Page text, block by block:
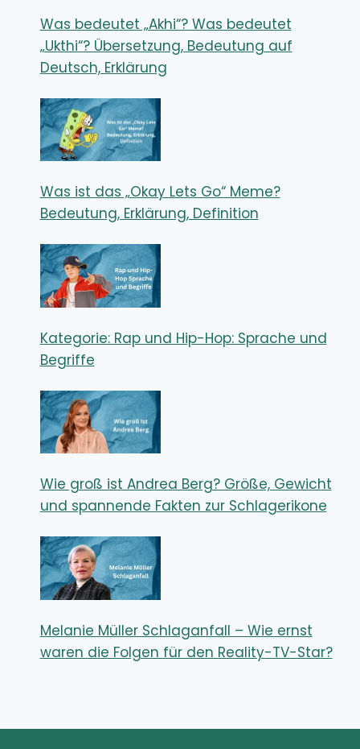
Was bedeutet „Akhi“? Was bedeutet
„Ukthi“? Übersetzung, Bedeutung auf
Deutsch, Erklärung
Was ist das „Okay Lets Go“ Meme?
Bedeutung, Erklärung, Definition
Kategorie: Rap und Hip-Hop: Sprache und
Begriffe
Wie groß ist Andrea Berg? Größe, Gewicht
und spannende Fakten zur Schlagerikone
Melanie Müller Schlaganfall – Wie ernst
waren die Folgen für den Reality-TV-Star?